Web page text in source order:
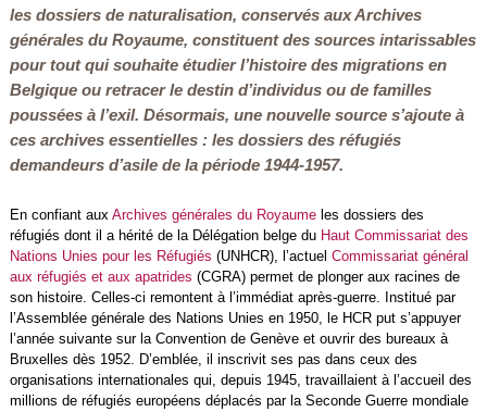
les dossiers de naturalisation, conservés aux Archives
générales du Royaume, constituent des sources intarissables
pour tout qui souhaite étudier l’histoire des migrations en
Belgique ou retracer le destin d’individus ou de familles
poussées à l’exil. Désormais, une nouvelle source s’ajoute à
ces archives essentielles : les dossiers des réfugiés
demandeurs d’asile de la période 1944-1957.
En confiant auxArchives générales du Royaumeles dossiers des
réfugiés dont il a hérité de la Délégation belge du Haut Commissariat des
Nations Unies pour les Réfugiés (UNHCR), l’actuel Commissariat général
aux réfugiés et aux apatrides (CGRA) permet de plonger aux racines de
son histoire. Celles-ci remontent à l’immédiat après-guerre. Institué par
l’Assemblée générale des Nations Unies en 1950, le HCR put s’appuyer
l’année suivante sur la Convention de Genève et ouvrir des bureaux à
Bruxelles dès 1952. D’emblée, il inscrivit ses pas dans ceux des
organisations internationales qui, depuis 1945, travaillaient à l’accueil des
millions de réfugiés européens déplacés par la Seconde Guerre mondiale